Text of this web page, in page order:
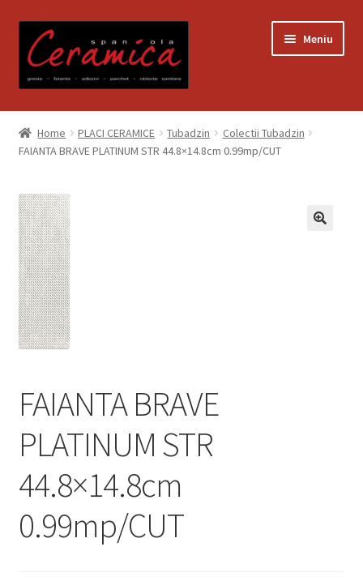
la
navigare
la
conținut
Meniu
Prima pagină
Blog
Contact
Contul meu
Coș
Despre noi
Plata si Livrare
Politică de confidențialitate
Politica de cookie
Termeni si conditii
Home PLACI CERAMICE Tubadzin
Colectii Tubadzin
FAIANTA BRAVE PLATINUM STR 44.8×14.8cm 0.99mp/CUT
FAIANTA BRAVE
PLATINUM STR
44.8×14.8cm
0.99mp/CUT